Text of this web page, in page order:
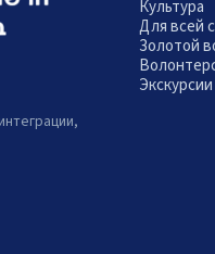
Культура
Для всей
Золотой
Экскурсии